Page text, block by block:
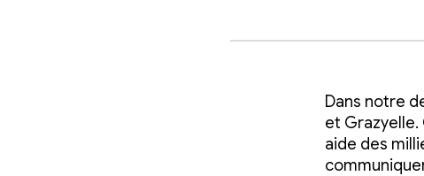
Dans notre
et Grazyelle.
aide des